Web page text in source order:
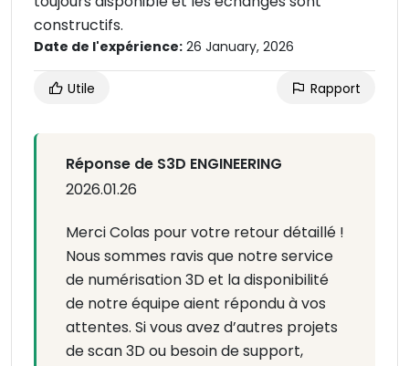
constructifs.
Date de l'expérience: 26 January, 2026
Utile Rapport
Réponse de S3D ENGINEERING
2026.01.26
Merci Colas pour votre retour détaillé !
Nous sommes ravis que notre service
de numérisation 3D et la disponibilité
de notre équipe aient répondu à vos
attentes. Si vous avez d’autres projets
de scan 3D ou besoin de support,